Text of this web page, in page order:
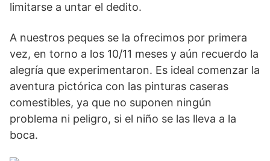
limitarse a untar el dedito.
A nuestros peques se la ofrecimos por primera
vez, en torno a los 10/11 meses y aún recuerdo la
alegría que experimentaron. Es ideal comenzar la
aventura pictórica con las pinturas caseras
comestibles, ya que no suponen ningún
problema ni peligro, si el niño se las lleva a la
boca.